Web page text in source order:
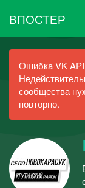
ВПОСТЕР
Ошибка VK
сообщества
повторно.